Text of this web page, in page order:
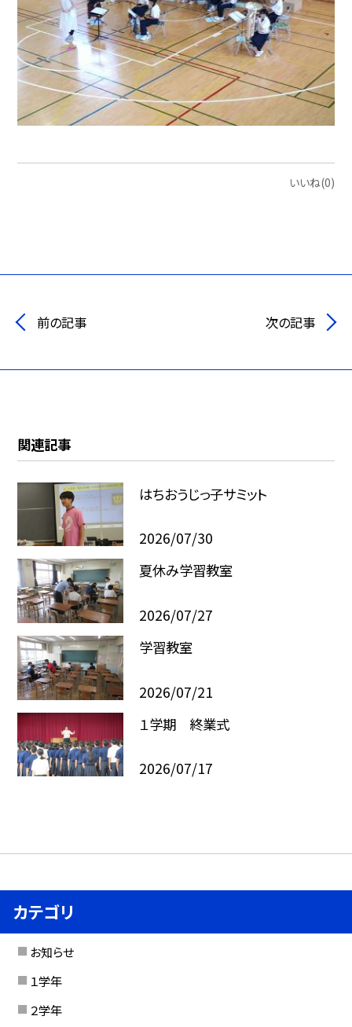
いいね(0)
前の記事 次の記事
関連記事
はちおうじっ子サミット
2026/07/30
夏休み学習教室
2026/07/27
学習教室
2026/07/21
１学期 終業式
2026/07/17
カテゴリ
お知らせ
１学年
２学年